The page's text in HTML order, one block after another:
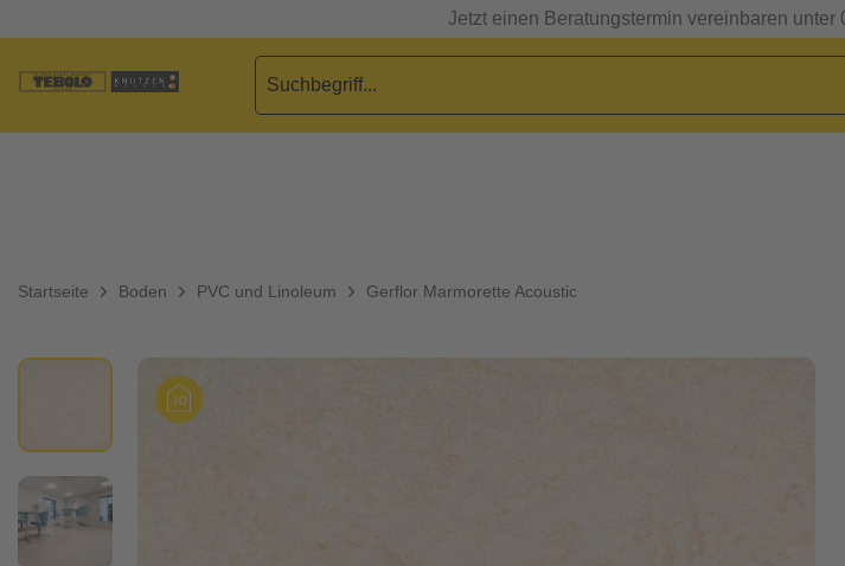
Jetzt einen Beratungstermin vereinbaren unter
Startseite Boden PVC und Linoleum Gerflor Marmorette Acoustic